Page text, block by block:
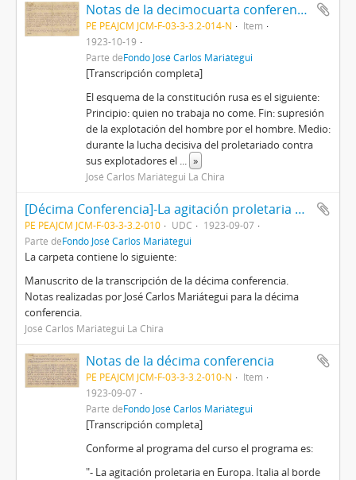
Notas de la decimocuarta conferencia
PE PEAJCM JCM-F-03-3-3.2-014-N
Item
1923-10-19
Parte deFondo José Carlos Mariátegui
[Transcripción completa]
El esquema de la constitución rusa es el siguiente:
Principio: quien no trabaja no come. Fin: supresión
de la explotación del hombre por el hombre. Medio:
durante la lucha decisiva del proletariado contra
sus explotadores el ... »
José Carlos Mariátegui La Chira
[Décima Conferencia]-La agitación proletaria en Europa en 1919-1920
PE PEAJCM JCM-F-03-3-3.2-010 UDC
1923-09-07
Parte deFondo José Carlos Mariátegui
La carpeta contiene lo siguiente:
Manuscrito de la transcripción de la décima conferencia.
Notas realizadas por José Carlos Mariátegui para la décima
conferencia.
José Carlos Mariátegui La Chira
Notas de la décima conferencia
PE PEAJCM JCM-F-03-3-3.2-010-N
Item
1923-09-07
Parte deFondo José Carlos Mariátegui
[Transcripción completa]
Conforme al programa del curso el programa es:
"- La agitación proletaria en Europa. Italia al borde